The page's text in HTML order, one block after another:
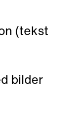
(tekst
bilder